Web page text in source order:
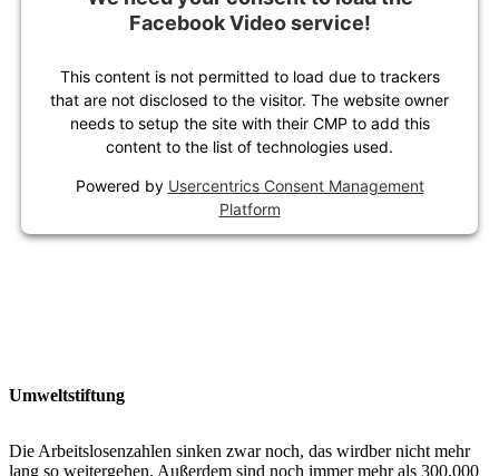
Facebook Video service!
This content is not permitted to load due to trackers
that are not disclosed to the visitor. The website owner
needs to setup the site with their CMP to add this
content to the list of technologies used.
Powered by Usercentrics Consent Management
Platform
Umweltstiftung
Die Arbeitslosenzahlen sinken zwar noch, das wirdber nicht mehr
lang so weitergehen. Außerdem sind noch immer mehr als 300.000